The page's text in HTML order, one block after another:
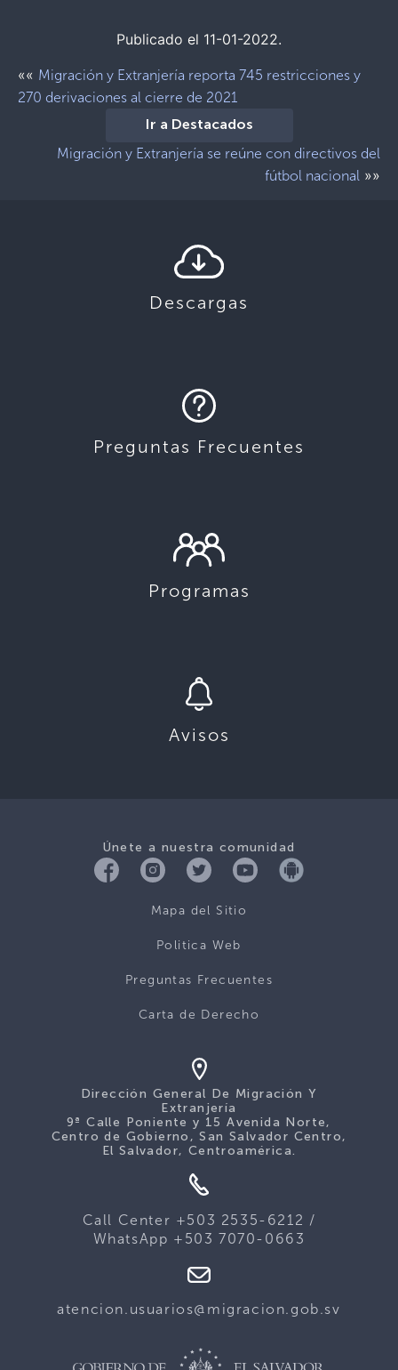
Publicado el 11-01-2022.
«« Migración y Extranjería reporta 745 restricciones y
270 derivaciones al cierre de 2021
Ir a Destacados
Migración y Extranjería se reúne con directivos del
fútbol nacional »»
Descargas
Preguntas Frecuentes
Programas
Avisos
Únete a nuestra comunidad
Mapa del Sitio
Politica Web
Preguntas Frecuentes
Carta de Derecho
Dirección General De Migración Y
Extranjería
9ª Calle Poniente y 15 Avenida Norte,
Centro de Gobierno, San Salvador Centro,
El Salvador, Centroamérica.
Call Center +503 2535-6212 /
WhatsApp +503 7070-0663
atencion.usuarios@migracion.gob.sv